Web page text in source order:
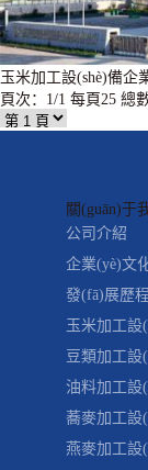
玉米加工設(shè)備企
頁次：1/1 每頁25
關(guān)于
公司介紹
企業(yè)文
發(fā)展歷程
玉米加工設
豆類加工設
油料加工設
蕎麥加工設
燕麥加工設